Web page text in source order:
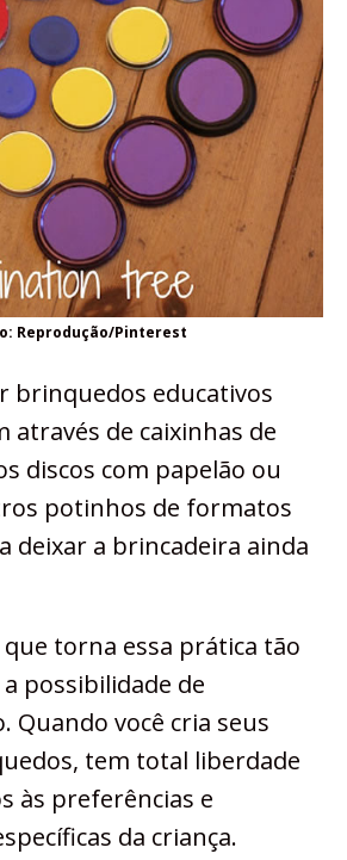
Reprodução/Pinterest
brinquedos educativos
através de caixinhas de
discos com papelão ou
potinhos de formatos
deixar a brincadeira ainda
torna essa prática tão
possibilidade de
Quando você cria seus
tem total liberdade
às preferências e
da criança.